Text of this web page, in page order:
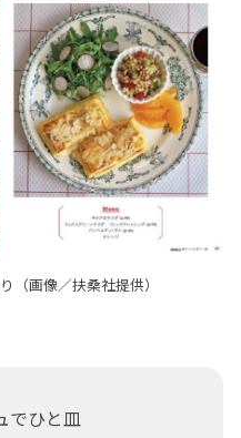
（画像／扶桑社提供）
でひと皿